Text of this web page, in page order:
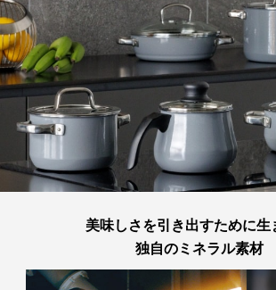
【手数料】
330円（一律）
代金引換
【代金引換手数料】
330円～1,100円
ご注文金額に応じて
本体内外面・底：焼付け
ミック複合被覆）
本体ふち：ステンレス鋼
材質
本体・底：ステンレス
取っ手：ステンレス鋼
ガラス蓋：強化ガラス
蓋取っ手：ステンレス鋼
原産国 ドイツ
個装サイズ（約）
幅（mm）：340
奥行き（mm）：205
高さ（mm）：130
美味しさを引き出すために生
独自のミネラル素材